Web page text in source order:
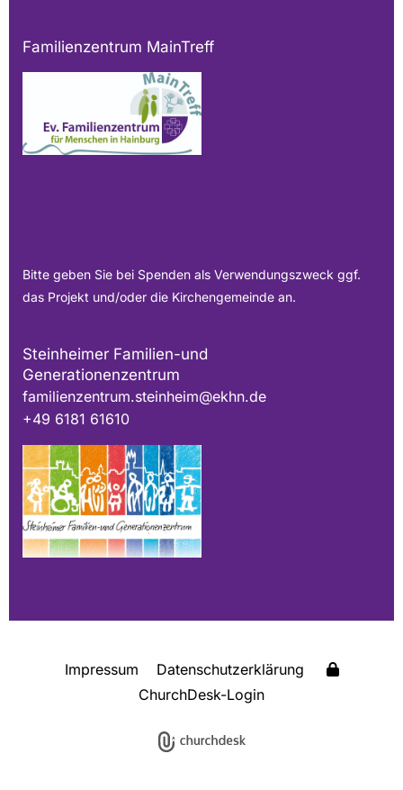
Familienzentrum MainTreff
Bitte geben Sie bei Spenden als Verwendungszweck ggf.
das Projekt und/oder die Kirchengemeinde an.
Steinheimer Familien-und
Generationenzentrum
familienzentrum.steinheim@ekhn.de
+49 6181 61610
Impressum
Datenschutzerklärung
ChurchDesk-Login